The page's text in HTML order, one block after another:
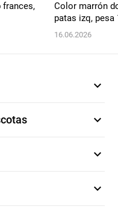
frances,
Color marrón
patas izq, pesa
16.06.2026
expand_more
expand_more
expand_more
expand_more